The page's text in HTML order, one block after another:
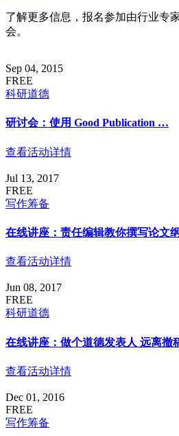
了解更多信息，报名参加由行业专
会。
Sep 04, 2015
FREE
科研道德
研讨会：使用 Good Publication …
查看活动详情
Jul 13, 2017
FREE
写作筹备
在线讲座：责任编辑教你撰写论文
查看活动详情
Jun 08, 2017
FREE
科研道德
在线讲座：做个道德发表人 远离撤
查看活动详情
Dec 01, 2016
FREE
写作筹备